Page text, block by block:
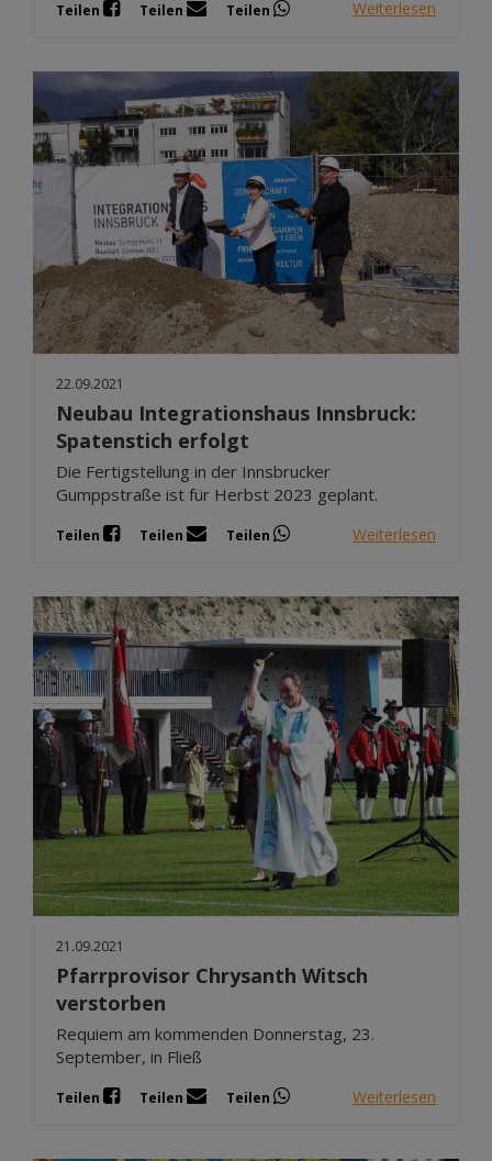
Teilen Teilen Teilen Weiterlesen
22.09.2021
Neubau Integrationshaus Innsbruck:
Spatenstich erfolgt
Die Fertigstellung in der Innsbrucker
Gumppstraße ist für Herbst 2023 geplant.
Teilen Teilen Teilen Weiterlesen
21.09.2021
Pfarrprovisor Chrysanth Witsch
verstorben
Requiem am kommenden Donnerstag, 23.
September, in Fließ
Teilen Teilen Teilen Weiterlesen